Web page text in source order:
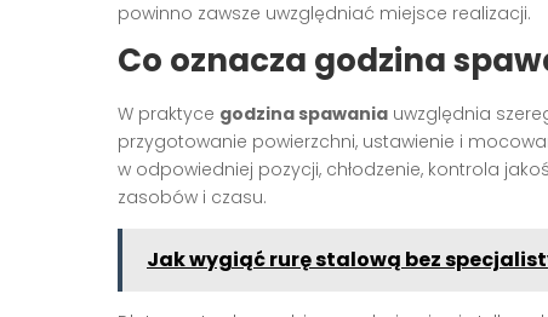
powinno zawsze uwzględniać miejsce realizacji.
Co oznacza godzina
W praktyce godzina spawania uwzględnia
przygotowanie powierzchni, ustawienie i
w odpowiedniej pozycji, chłodzenie, kontrola
zasobów i czasu.
Jak wygiąć rurę stalową bez